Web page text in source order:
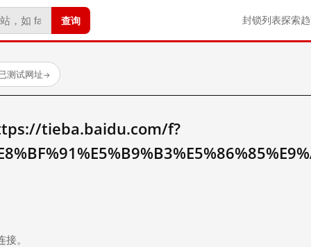
查询 封锁列表探索
测试网址→
tieba.baidu.com/f?
。